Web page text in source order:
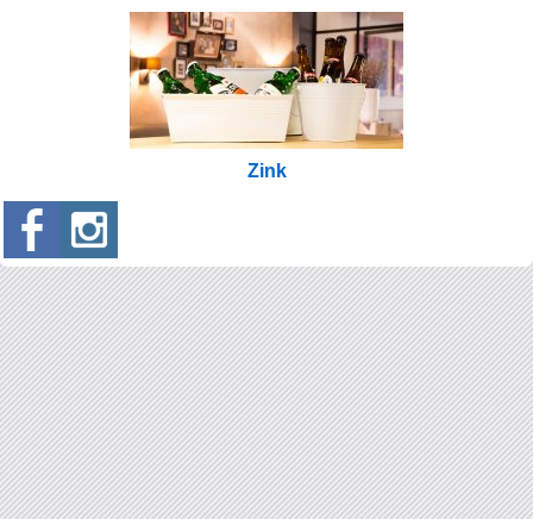
Zink